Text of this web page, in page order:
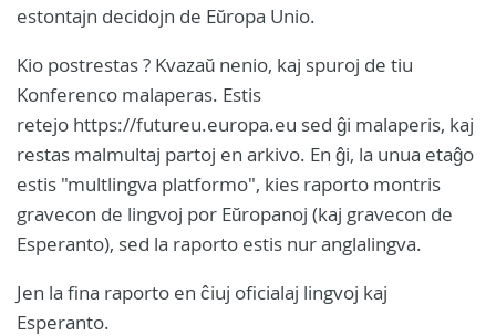
estontajn decidojn de Eŭropa Unio.
Kio postrestas ? Kvazaŭ nenio, kaj spuroj de tiu
Konferenco malaperas. Estis
retejo https://futureu.europa.eu sed ĝi malaperis, kaj
restas malmultaj partoj en arkivo. En ĝi, la unua etaĝo
estis "multlingva platformo", kies raporto montris
gravecon de lingvoj por Eŭropanoj (kaj gravecon de
Esperanto), sed la raporto estis nur anglalingva.
Jen la fina raporto en ĉiuj oficialaj lingvoj kaj
Esperanto.